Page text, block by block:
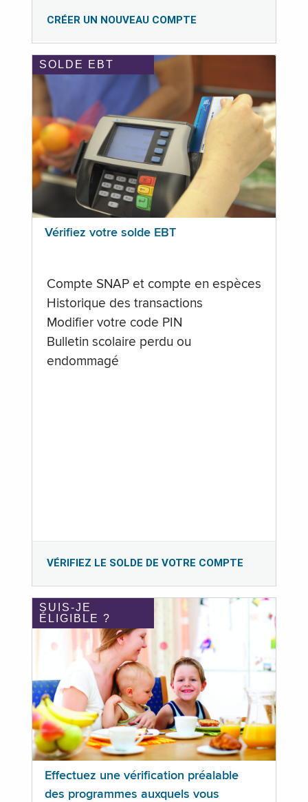
CRÉER UN NOUVEAU COMPTE
SOLDE EBT
Vérifiez votre solde EBT
Compte SNAP et compte en espèces
Historique des transactions
Modifier votre code PIN
Bulletin scolaire perdu ou
endommagé
VÉRIFIEZ LE SOLDE DE VOTRE COMPTE
SUIS-JE
ÉLIGIBLE ?
Effectuez une vérification préalable
des programmes auxquels vous